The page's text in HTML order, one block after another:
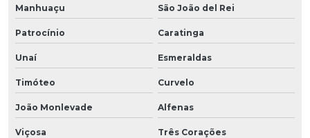
Manhuaçu São João del Rei
Patrocínio Caratinga
Unaí Esmeraldas
Timóteo Curvelo
João Monlevade Alfenas
Viçosa Três Corações